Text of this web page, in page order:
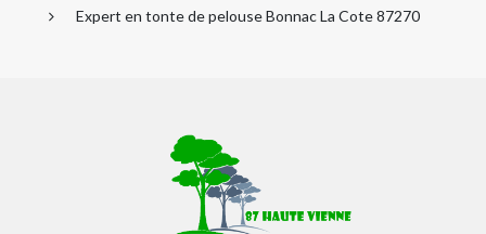
Expert en tonte de pelouse Bonnac La Cote 87270